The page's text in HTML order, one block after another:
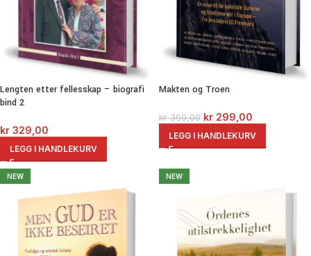
Lengten etter fellesskap – biografi
bind 2
kr 329,00
LEGG I HANDLEKURV
Makten og Troen
kr399,00 kr 299,00
LEGG I HANDLEKURV
NEW NEW